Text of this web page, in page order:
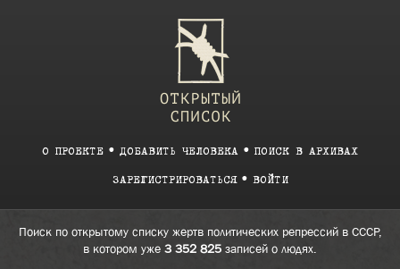
О ПРОЕКТЕ ДОБАВИТЬ ЧЕЛОВЕКА ПОИСК В АРХИВАХ
ЗАРЕГИСТРИРОВАТЬСЯ ВОЙТИ
Поиск по открытому списку жертв политических репрессий в СССР,
в котором уже 3 352 825 записей о людях.